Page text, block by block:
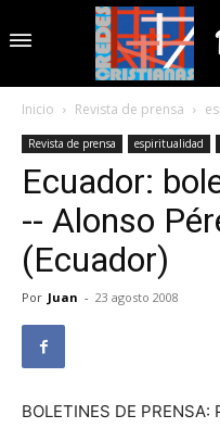
Inicio Revista de prensa
Revista de prensa espiritualidad
Ecuador:
-- Alonso
(Ecuador)
Por Juan - 23 agosto 2008
BOLETINES DE